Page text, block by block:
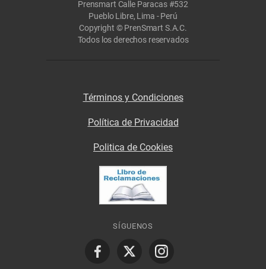
Prensmart Calle Paracas #532
Pueblo Libre, Lima - Perú
Copyright © PrenSmart S.A.C.
Todos los derechos reservados
Términos y Condiciones
Política de Privacidad
Politica de Cookies
SÍGUENOS